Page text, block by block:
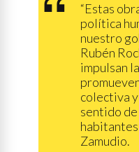
“Estas
política
nuestro
Rubén
impulsan
colectiva
sentido
Zamudio.